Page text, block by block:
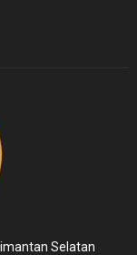
Selatan